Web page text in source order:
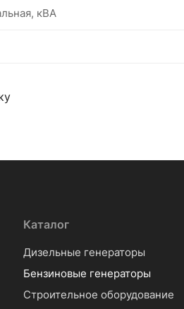
кВА
Каталог
Дизельные генераторы
Бензиновые генераторы
Строительное оборудование